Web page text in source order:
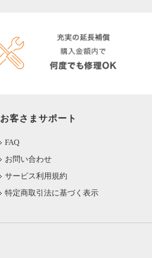
お客さまサポート
FAQ
お問い合わせ
サービス利用規約
特定商取引法に基づく表示